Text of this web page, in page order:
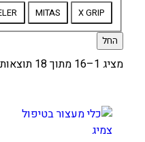
מותג
X GRIP
MITAS
החל
מציג 1–16 מתוך 18 תוצאות